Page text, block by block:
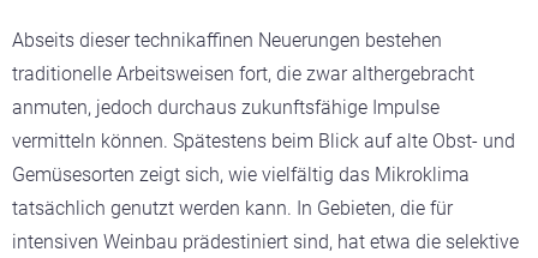
Abseits dieser technikaffinen Neuerungen bestehen
traditionelle Arbeitsweisen fort, die zwar althergebracht
anmuten, jedoch durchaus zukunftsfähige Impulse
vermitteln können. Spätestens beim Blick auf alte Obst- und
Gemüsesorten zeigt sich, wie vielfältig das Mikroklima
tatsächlich genutzt werden kann. In Gebieten, die für
intensiven Weinbau prädestiniert sind, hat etwa die selektive